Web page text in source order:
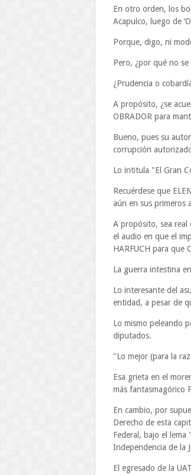
En otro orden, los
Acapulco, luego de
Porque, digo, ni
Pero, ¿por qué no se
¿Prudencia o
A propósito, ¿se
OBRADOR para
Bueno, pues su
corrupción
Lo intitula "El Gran
Recuérdese que
aún en sus primeros
A propósito, sea real
el audio en que el
HARFUCH para que
La guerra intestina
Lo interesante del
entidad, a pesar de
Lo mismo peleando
diputados.
"Lo mejor (para la
Esa grieta en el
más fantasmagórico
En cambio, por
Derecho de esta
Federal, bajo el
Independencia de la
El egresado de la